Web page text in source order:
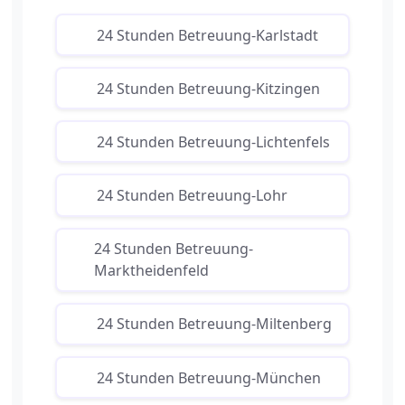
24 Stunden Betreuung-Karlstadt
24 Stunden Betreuung-Kitzingen
24 Stunden Betreuung-Lichtenfels
24 Stunden Betreuung-Lohr
24 Stunden Betreuung-
Marktheidenfeld
24 Stunden Betreuung-Miltenberg
24 Stunden Betreuung-München